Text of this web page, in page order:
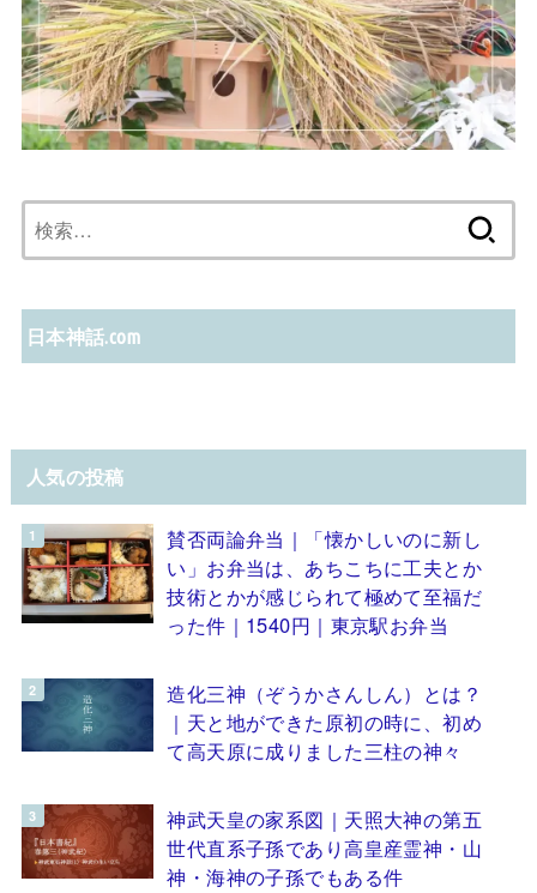
索:
日本神話.com
人気の投稿
賛否両論弁当｜「懐かしいのに新し
い」お弁当は、あちこちに工夫とか
技術とかが感じられて極めて至福だ
った件｜1540円｜東京駅お弁当
造化三神（ぞうかさんしん）とは？
｜天と地ができた原初の時に、初め
て高天原に成りました三柱の神々
神武天皇の家系図｜天照大神の第五
世代直系子孫であり高皇産霊神・山
神・海神の子孫でもある件